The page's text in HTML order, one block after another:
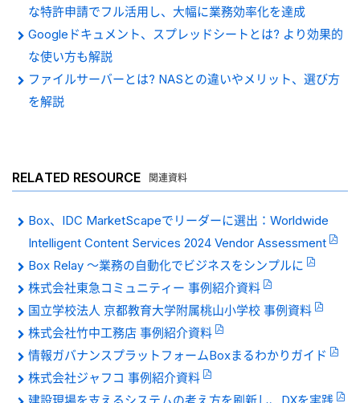
な特許申請でフル活用し、大幅に業務効率化を達成
Googleドキュメント、スプレッドシートとは? より効果的
な使い方も解説
ファイルサーバーとは? NASとの違いやメリット、選び方
を解説
RELATED RESOURCE 関連資料
Box、IDC MarketScapeでリーダーに選出：Worldwide
Intelligent Content Services 2024 Vendor Assessment
Box Relay 〜業務の自動化でビジネスをシンプルに
株式会社東急コミュニティー 事例紹介資料
国立学校法人 京都教育大学附属桃山小学校 事例資料
株式会社竹中工務店 事例紹介資料
情報ガバナンスプラットフォームBoxまるわかりガイド
株式会社ジャフコ 事例紹介資料
建設現場を支えるシステムの考え方を刷新し、DXを実践